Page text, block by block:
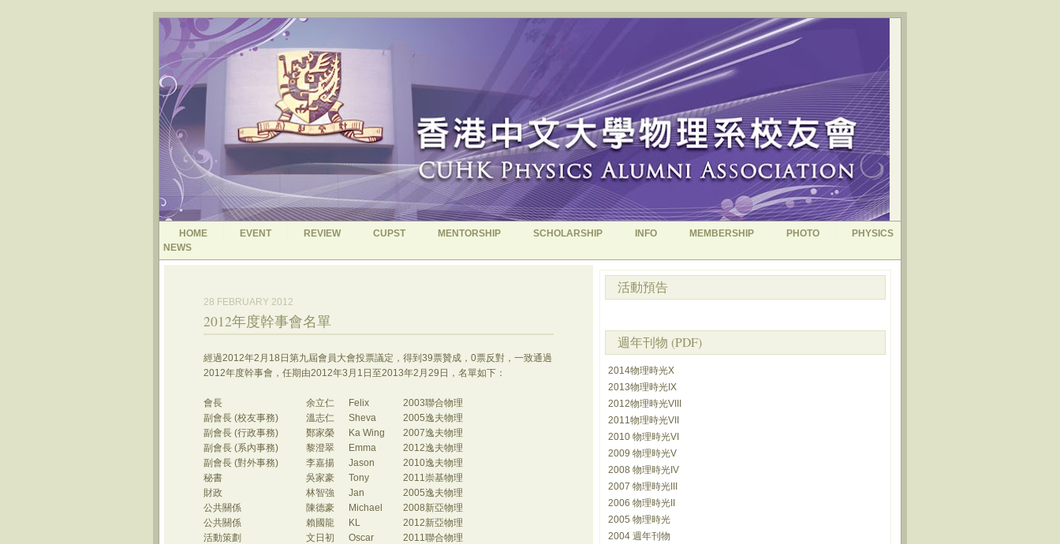
HOME EVENT REVIEW CUPST MENTORSHIP SCHOLARSHIP INFO MEMBERSHIP PHOTO
PHYSICS
NEWS
28 FEBRUARY 2012
2012年度幹事會名單
經過2012年2月18日第九屆會員大會投票議定，得到39票贊成，0票反對，一致通過
2012年度幹事會，任期由2012年3月1日至2013年2月29日，名單如下：
會長 余立仁 Felix 2003聯合物理
副會長 (校友事務) 溫志仁 Sheva 2005逸夫物理
副會長 (行政事務) 鄭家榮 Ka Wing 2007逸夫物理
副會長 (系內事務) 黎澄翠 Emma
2012逸夫物理
副會長 (對外事務) 李嘉揚 Jason 2010逸夫物理
秘書
吳家豪 Tony
2011崇基物理
財政
林智強 Jan 2005逸夫物理
公共關係
陳德豪 Michael 2008新亞物理
公共關係
賴國龍 KL
2012新亞物理
活動策劃
文日初 Oscar
2011聯合物理
活動預告
週年刊物 (PDF)
2014物理時光X
2013物理時光IX
2012物理時光VIII
2011物理時光VII
2010 物理時光VI
2009 物理時光V
2008 物理時光IV
2007 物理時光III
2006 物理時光II
2005 物理時光
2004 週年刊物